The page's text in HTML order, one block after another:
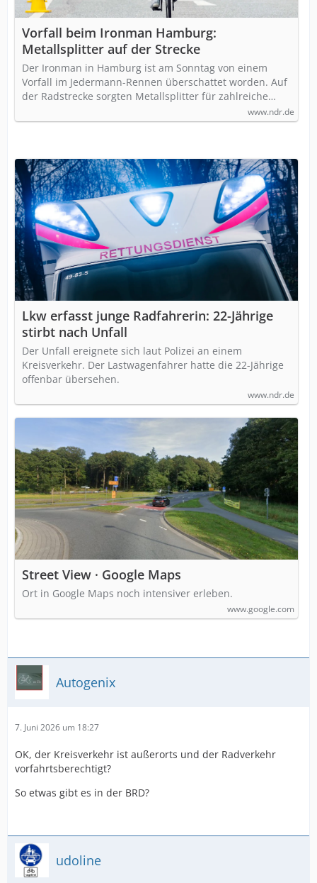
Vorfall beim Ironman Hamburg:
Metallsplitter auf der Strecke
Der Ironman in Hamburg ist am Sonntag von einem
Vorfall im Jedermann-Rennen überschattet worden. Auf
der Radstrecke sorgten Metallsplitter für zahlreiche…
www.ndr.de
Lkw erfasst junge Radfahrerin: 22-Jährige
stirbt nach Unfall
Der Unfall ereignete sich laut Polizei an einem
Kreisverkehr. Der Lastwagenfahrer hatte die 22-Jährige
offenbar übersehen.
www.ndr.de
Street View · Google Maps
Ort in Google Maps noch intensiver erleben.
www.google.com
Autogenix
7. Juni 2026 um 18:27
OK, der Kreisverkehr ist außerorts und der Radverkehr
vorfahrtsberechtigt?
So etwas gibt es in der BRD?
udoline